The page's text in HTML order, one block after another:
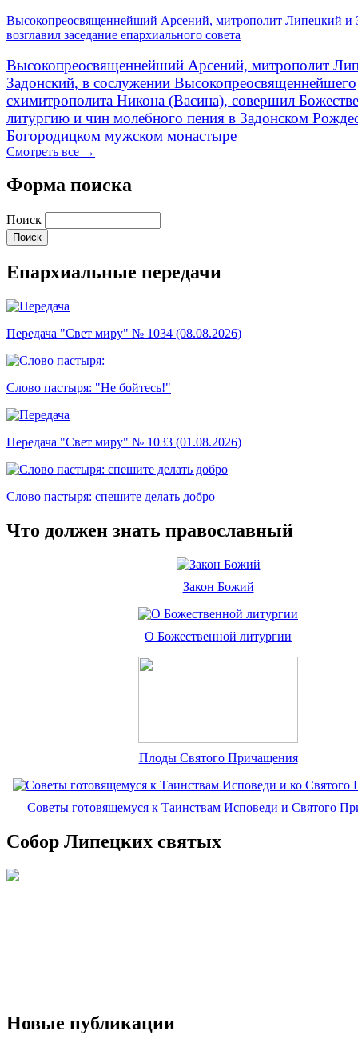
Высокопреосвященнейший Арсений, митрополит Липецкий и
возглавил заседание епархиального совета
Высокопреосвященнейший Арсений, митрополит
Задонский, в сослужении Высокопреосвященнейшего
схимитрополита Никона (Васина), совершил
литургию и чин молебного пения в Задонском
Богородицком мужском монастыре
Смотреть все →
Форма поиска
Поиск
Епархиальные передачи
Передача "Свет миру" № 1034 (08.08.2026)
Слово пастыря: "Не бойтесь!"
Передача "Свет миру" № 1033 (01.08.2026)
Слово пастыря: спешите делать добро
Что должен знать православный
Закон Божий
О Божественной литургии
Плоды Святого Причащения
Советы готовящемуся к Таинствам Исповеди и Святого
Собор Липецких святых
Новые публикации